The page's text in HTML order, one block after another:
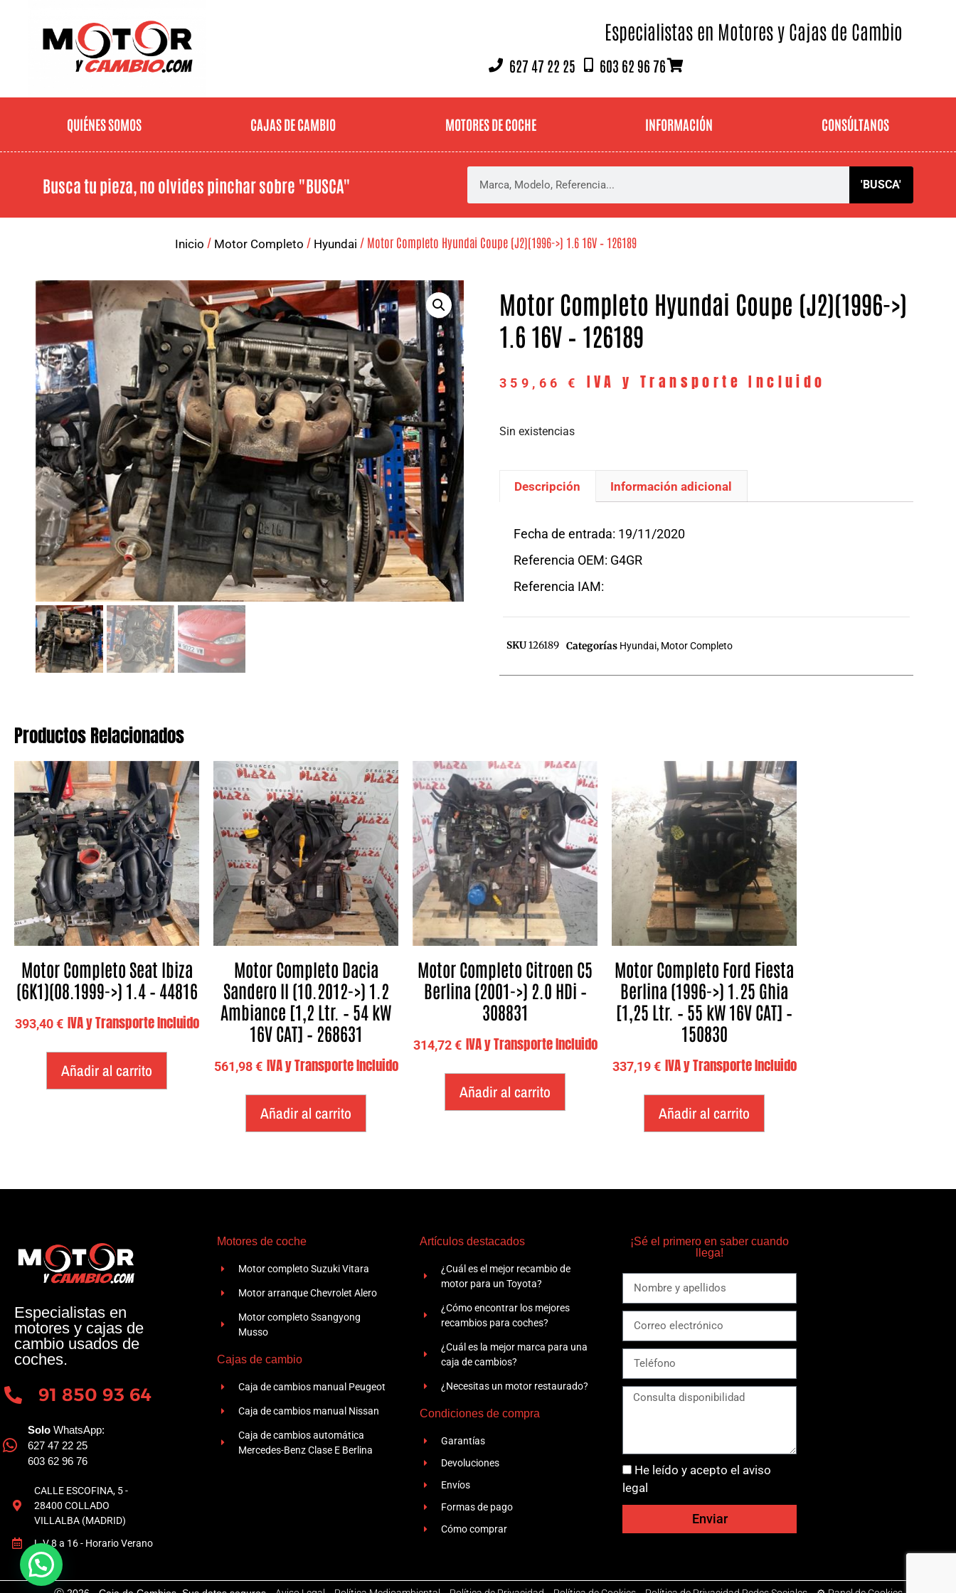
Especialistas en Motores y Cajas de Cambio
627 47 22 25 603 62 96 76
QUIÉNES SOMOS CAJAS DE CAMBIO MOTORES DE COCHE INFORMACIÓN CONSÚLTANOS
Busca tu pieza, no olvides pinchar sobre "BUSCA" 'BUSCA'
Inicio / Motor Completo / Hyundai / Motor Completo Hyundai Coupe (J2)(1996->) 1.6 16V – 126189
Motor Completo Hyundai Coupe (J2)(1996->)
1.6 16V – 126189
359,66 € IVA y Transporte Incluido
Sin existencias
Descripción Información adicional
Fecha de entrada: 19/11/2020
Referencia OEM: G4GR
Referencia IAM:
SKU126189 Categorías Hyundai, Motor Completo
Productos Relacionados
Motor Completo Seat Ibiza
(6K1)(08.1999->) 1.4 – 44816
393,40€ IVA y Transporte Incluido
Añadir al carrito
Motor Completo Dacia
Sandero II (10.2012->) 1.2
Ambiance [1,2 Ltr. – 54 kW
16V CAT] – 268631
561,98€ IVA y Transporte Incluido
Añadir al carrito
Motor Completo Citroen C5
Berlina (2001->) 2.0 HDi –
308831
314,72€ IVA y Transporte Incluido
Añadir al carrito
Motor Completo Ford Fiesta
Berlina (1996->) 1.25 Ghia
[1,25 Ltr. – 55 kW 16V CAT] –
150830
337,19€ IVA y Transporte Incluido
Añadir al carrito
Especialistas en
motores y cajas de
cambio usados de
coches.
91 850 93 64
Solo WhatsApp:
627 47 22 25
603 62 96 76
CALLE ESCOFINA, 5 -
28400 COLLADO
VILLALBA (MADRID)
L-V 8 a 16 - Horario Verano
Motores de coche
Motor completo Suzuki Vitara
Motor arranque Chevrolet Alero
Motor completo Ssangyong
Musso
Cajas de cambio
Caja de cambios manual Peugeot
Caja de cambios manual Nissan
Caja de cambios automática
Mercedes-Benz Clase E Berlina
Artículos destacados
¿Cuál es el mejor recambio de
motor para un Toyota?
¿Cómo encontrar los mejores
recambios para coches?
¿Cuál es la mejor marca para una
caja de cambios?
¿Necesitas un motor restaurado?
Condiciones de compra
Garantías
Devoluciones
Envíos
Formas de pago
Cómo comprar
¡Sé el primero en saber cuando
llega!
He leído y acepto el aviso
legal
Enviar